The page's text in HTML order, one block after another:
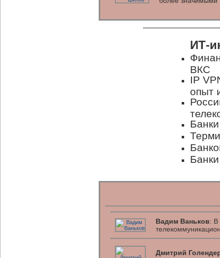
ИТ-
ВКС
IP
опыт
Вадим Ваньков: В
Дмитрий